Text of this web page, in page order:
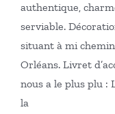
authentique,
serviable.
situant à mi
Orléans. Livret
nous a le plus plu :
la